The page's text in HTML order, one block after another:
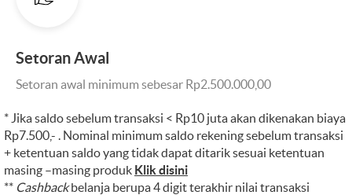
Setoran Awal
Setoran awal minimum sebesar Rp2.500.000,00
* Jika saldo sebelum transaksi < Rp10 juta akan dikenakan biaya
Rp7.500,- . Nominal minimum saldo rekening sebelum transaksi
+ ketentuan saldo yang tidak dapat ditarik sesuai ketentuan
masing –masing produk Klik disini
** Cashbackbelanja berupa 4 digit terakhir nilai transaksi